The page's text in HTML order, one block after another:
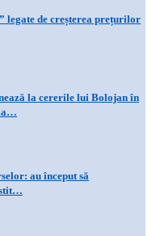
legate de creșterea prețurilor
la cererile lui Bolojan în
au început să